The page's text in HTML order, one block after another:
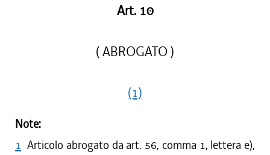
Art. 10
( ABROGATO )
(1)
Note:
1 Articolo abrogato da art. 56, comma 1, lettera e),